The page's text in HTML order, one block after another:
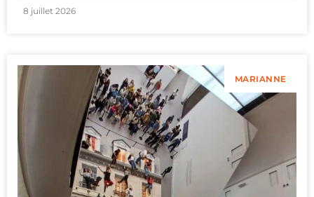
8 juillet 2026
MARIANNE